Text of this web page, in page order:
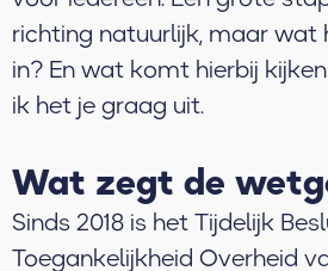
richting natuurlijk, maar wat
in? En wat komt hierbij
ik het je graag uit.
Wat zegt de
Sinds 2018 is het Tijdelijk
Toegankelijkheid Overheid